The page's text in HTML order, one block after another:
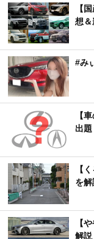
【
想＆
#み
【
出題
【
を解
【
解説